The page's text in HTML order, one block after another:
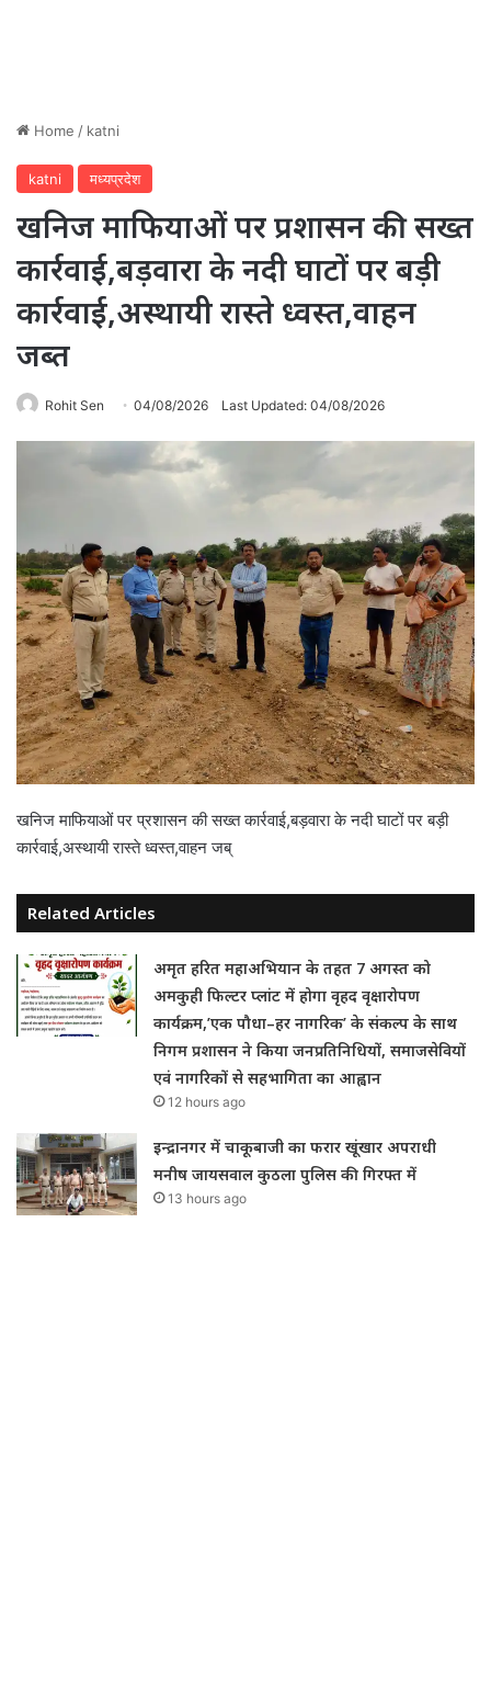
Home / katni
katni मध्यप्रदेश
खनिज माफियाओं पर प्रशासन की सख्त
कार्रवाई,बड़वारा के नदी घाटों पर बड़ी
कार्रवाई,अस्थायी रास्ते ध्वस्त,वाहन
जब्त
Rohit Sen 04/08/2026 Last Updated: 04/08/2026
खनिज माफियाओं पर प्रशासन की सख्त कार्रवाई,बड़वारा के नदी घाटों पर बड़ी
कार्रवाई,अस्थायी रास्ते ध्वस्त,वाहन जब्
Related Articles
अमृत हरित महाअभियान के तहत 7 अगस्त को
अमकुही फिल्टर प्लांट में होगा वृहद वृक्षारोपण
कार्यक्रम,’एक पौधा–हर नागरिक’ के संकल्प के साथ
निगम प्रशासन ने किया जनप्रतिनिधियों, समाजसेवियों
एवं नागरिकों से सहभागिता का आह्वान
12 hours ago
इन्द्रानगर में चाकूबाजी का फरार खूंखार अपराधी
मनीष जायसवाल कुठला पुलिस की गिरफ्त में
13 hours ago